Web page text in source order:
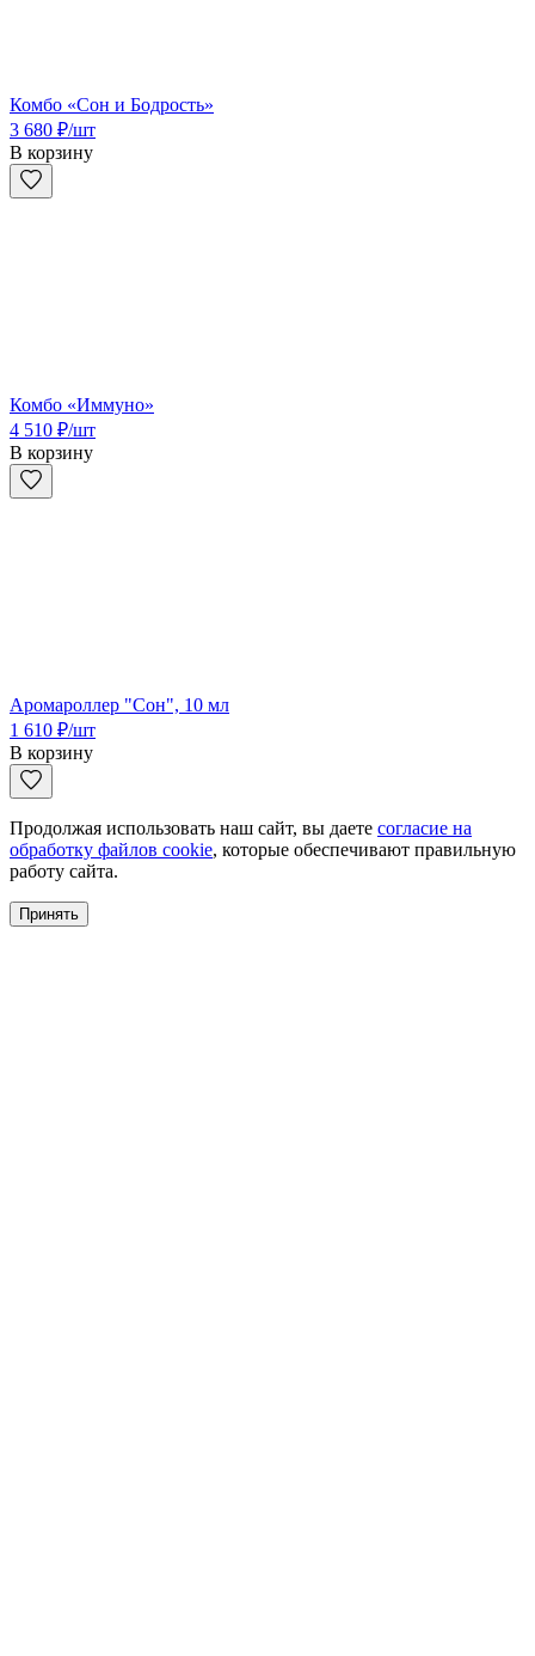
Комбо «Сон и Бодрость»
3 680 ₽/шт
В корзину
Комбо «Иммуно»
4 510 ₽/шт
В корзину
Аромароллер "Сон", 10 мл
1 610 ₽/шт
В корзину
Продолжая использовать наш сайт, вы даете согласие на
обработку файлов cookie, которые обеспечивают правильную
работу сайта.
Принять